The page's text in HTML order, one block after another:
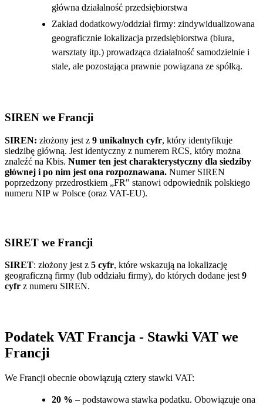
główna działalność przedsiębiorstwa
Zakład dodatkowy/oddział firmy: zindywidualizowana
geograficznie lokalizacja przedsiębiorstwa (biura,
warsztaty itp.) prowadząca działalność samodzielnie i
stale, ale pozostająca prawnie powiązana ze spółką.
SIREN we Francji
SIREN: złożony jest z 9 unikalnych cyfr, który identyfikuje
siedzibę główną. Jest identyczny z numerem RCS, który można
znaleźć na Kbis. Numer ten jest charakterystyczny dla siedziby
głównej i po nim jest ona rozpoznawana. Numer SIREN
poprzedzony przedrostkiem „FR" stanowi odpowiednik polskiego
numeru NIP w Polsce (oraz VAT-EU).
SIRET we Francji
SIRET: złożony jest z 5 cyfr, które wskazują na lokalizację
geograficzną firmy (lub oddziału firmy), do których dodane jest9
cyfr z numeru SIREN.
Podatek VAT Francja - Stawki VAT we
Francji
We Francji obecnie obowiązują cztery stawki VAT:
20 % – podstawowa stawka podatku. Obowiązuje ona